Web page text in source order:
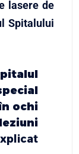
lasere de
Spitalului
ochi